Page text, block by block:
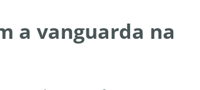
a vanguarda na